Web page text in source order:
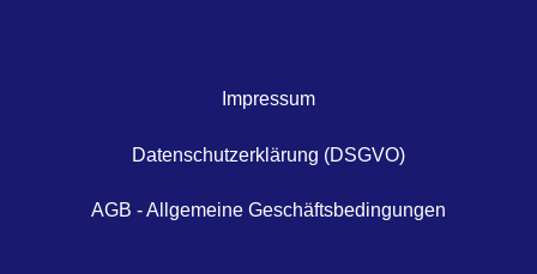
Impressum
Datenschutzerklärung (DSGVO)
AGB - Allgemeine Geschäftsbedingungen